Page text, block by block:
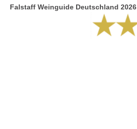
Falstaff Weinguide Deutschland 2026